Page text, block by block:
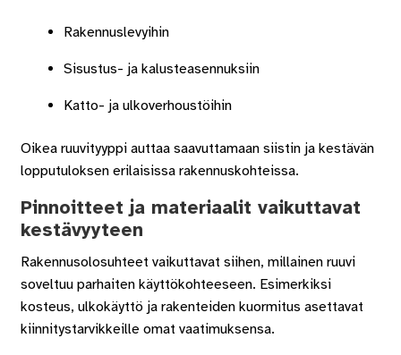
Rakennuslevyihin
Sisustus- ja kalusteasennuksiin
Katto- ja ulkoverhoustöihin
Oikea ruuvityyppi auttaa saavuttamaan siistin ja kestävän
lopputuloksen erilaisissa rakennuskohteissa.
Pinnoitteet ja materiaalit vaikuttavat
kestävyyteen
Rakennusolosuhteet vaikuttavat siihen, millainen ruuvi
soveltuu parhaiten käyttökohteeseen. Esimerkiksi
kosteus, ulkokäyttö ja rakenteiden kuormitus asettavat
kiinnitystarvikkeille omat vaatimuksensa.